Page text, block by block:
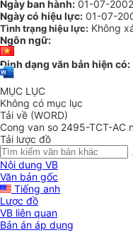
Ngày ban hành: 01-07-2002
Ngày có hiệu lực: 01-07-
Tình trạng hiệu lực: Không
Ngôn ngữ:
Định dạng văn bản hiện có:
MỤC LỤC
Không có mục lục
Tải về (WORD)
Cong van so 2495-TCT-AC
Tải lược đồ
Nội dung VB
Văn bản gốc
Tiếng anh
Lược đồ
VB liên quan
Bản án áp dụng